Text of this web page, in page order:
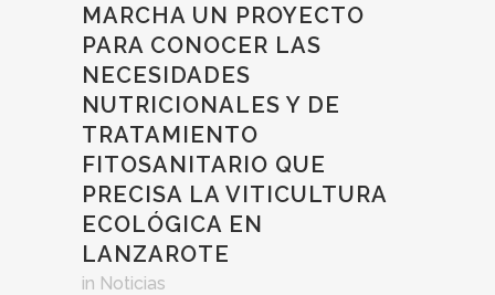
MARCHA UN PROYECTO
PARA CONOCER LAS
NECESIDADES
NUTRICIONALES Y DE
TRATAMIENTO
FITOSANITARIO QUE
PRECISA LA VITICULTURA
ECOLÓGICA EN
LANZAROTE
in Noticias